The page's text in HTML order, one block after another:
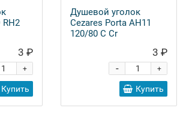
RH2
3 ₽
+
Купить
Душевой уголок
Cezares Porta AH11
120/80 C Cr
3 ₽
+
-
Купить